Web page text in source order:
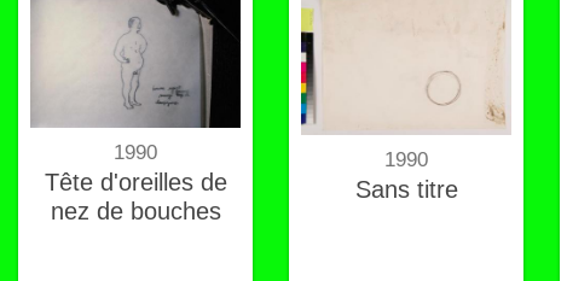
1990
Tête d'oreilles de
nez de bouches
1990
Sans titre